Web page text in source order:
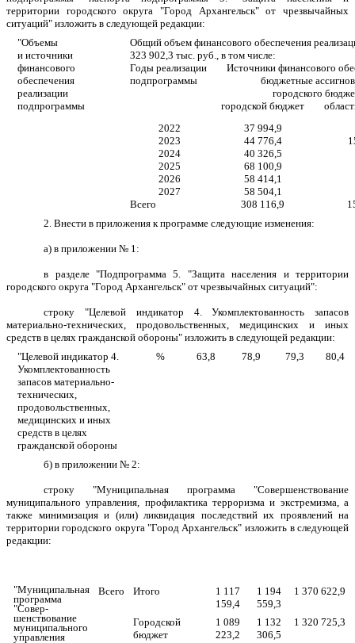
территории городского округа "Город Архангельск" от чрезвычайных
ситуаций" изложить в следующей редакции:
"Объемы
и источники
финансового
обеспечения
реализации
подпрограммы
Общий объем финансового обеспечения
323 902,3тыс. руб., в том числе:
Годы реализации
подпрограммы
Источники финансового
бюджетные
городского
городской бюджет
2022
37 994,9
2023
44 776,4
2024
40 326,5
2025
68 100,9
2026
58 414,1
2027
58 504,1
Всего
308 116,9
2. Внести в приложения к программе следующие изменения:
а) в приложении № 1:
в разделе "Подпрограмма 5. "Защита населения и территории
городского округа "Город Архангельск" от чрезвычайных ситуаций":
строку "Целевой индикатор 4. Укомплектованность запасов
материально-технических, продовольственных, медицинских и иных
средств в целях гражданской обороны" изложить в следующей редакции:
"Целевой индикатор 4.
Укомплектованность
запасов материально-
технических,
продовольственных,
медицинских и иных
средств в целях
гражданской обороны
% 63,8 78,9 79,3 80,4
б) в приложении № 2:
строку "Муниципальная программа "Совершенствование
муниципального управления, профилактика терроризма и экстремизма, а
также минимизация и (или) ликвидация последствий их проявлений на
территории городского округа "Город Архангельск" изложить в следующей
редакции:
"Муниципальная
программа
"Совер-
шенствование
муниципального
управления
Всего Итого
1 117
159,4
1 194
559,3
1 370 622,9
Городской
бюджет
1 089
223,2
1 132
306,5
1 320 725,3